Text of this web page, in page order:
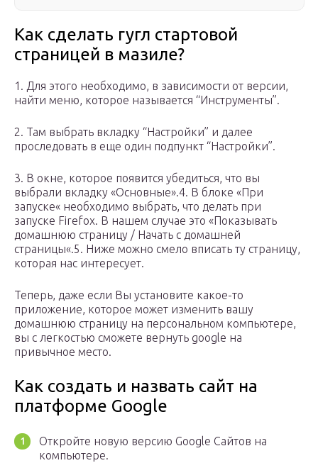
Как сделать гугл стартовой
страницей в мазиле?
1. Для этого необходимо, в зависимости от версии,
найти меню, которое называется “Инструменты”.
2. Там выбрать вкладку “Настройки” и далее
проследовать в еще один подпункт “Настройки”.
3. В окне, которое появится убедиться, что вы
выбрали вкладку «Основные».4. В блоке «При
запуске« необходимо выбрать, что делать при
запуске Firefox. В нашем случае это «Показывать
домашнюю страницу / Начать с домашней
страницы«.5. Ниже можно смело вписать ту страницу,
которая нас интересует.
Теперь, даже если Вы установите какое-то
приложение, которое может изменить вашу
домашнюю страницу на персональном компьютере,
вы с легкостью сможете вернуть google на
привычное место.
Как создать и назвать сайт на
платформе Google
Откройте новую версию Google Сайтов на
компьютере.